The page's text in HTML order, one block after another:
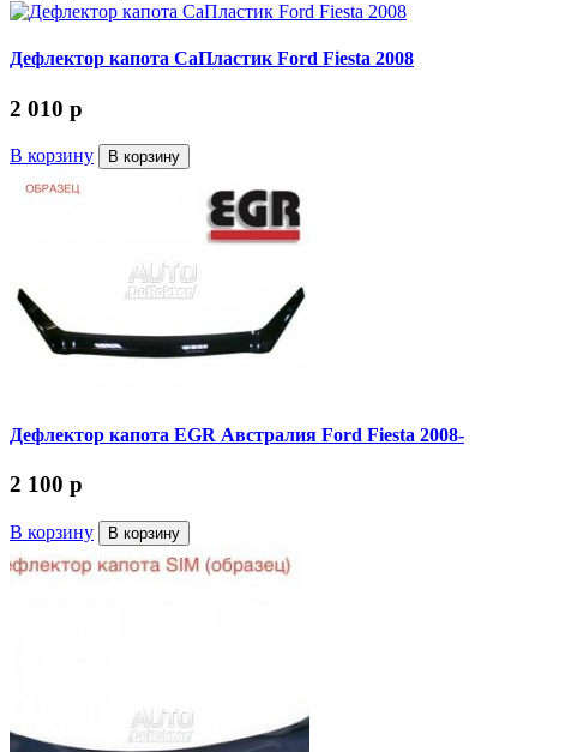
Дефлектор капота СаПластик Ford Fiesta 2008
2 010 p
В корзину В корзину
Дефлектор капота EGR Австралия Ford Fiesta 2008-
2 100 p
В корзину В корзину